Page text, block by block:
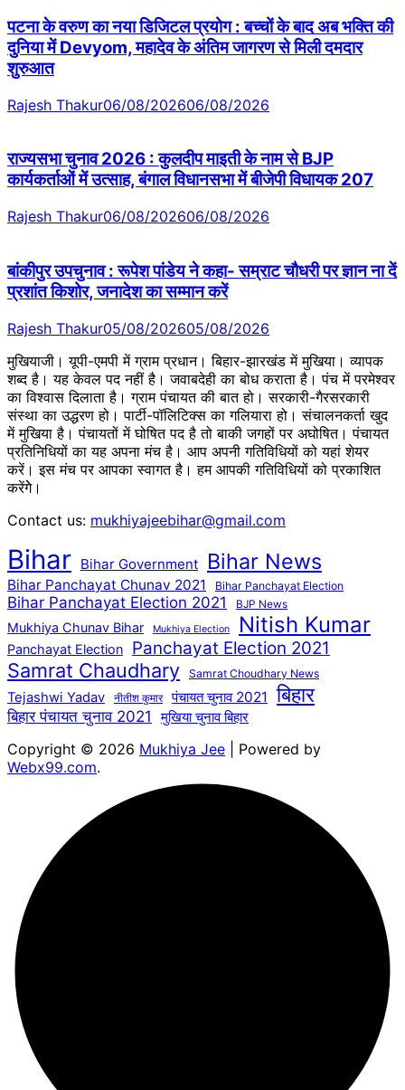
पटना के वरुण का नया डिजिटल प्रयोग : बच्चों के बाद अब भक्ति की
दुनिया में Devyom, महादेव के अंतिम जागरण से मिली दमदार
शुरुआत
Rajesh Thakur06/08/202606/08/2026
राज्यसभा चुनाव 2026 : कुलदीप माइती के नाम से BJP
कार्यकर्ताओं में उत्साह, बंगाल विधानसभा में बीजेपी विधायक 207
Rajesh Thakur06/08/202606/08/2026
बांकीपुर उपचुनाव : रूपेश पांडेय ने कहा- सम्राट चौधरी पर ज्ञान ना दें
प्रशांत किशोर, जनादेश का सम्मान करें
Rajesh Thakur05/08/202605/08/2026
मुखियाजी। यूपी-एमपी में ग्राम प्रधान। बिहार-झारखंड में मुखिया। व्यापक
शब्द है। यह केवल पद नहीं है। जवाबदेही का बोध कराता है। पंच में परमेश्वर
का विश्वास दिलाता है। ग्राम पंचायत की बात हो। सरकारी-गैरसरकारी
संस्था का उद्धरण हो। पार्टी-पॉलिटिक्स का गलियारा हो। संचालनकर्ता खुद
में मुखिया है। पंचायतों में घोषित पद है तो बाकी जगहों पर अघोषित। पंचायत
प्रतिनिधियों का यह अपना मंच है। आप अपनी गतिविधियों को यहां शेयर
करें। इस मंच पर आपका स्वागत है। हम आपकी गतिविधियों को प्रकाशित
करेंगेे।
Contact us: mukhiyajeebihar@gmail.com
Bihar Bihar Government Bihar News
Bihar Panchayat Chunav 2021 Bihar Panchayat Election
Bihar Panchayat Election 2021 BJP News
Mukhiya Chunav Bihar Mukhiya Election Nitish Kumar
Panchayat Election Panchayat Election 2021
Samrat Chaudhary Samrat Choudhary News
Tejashwi Yadav नीतीश कुमार पंचायत चुनाव 2021 बिहार
बिहार पंचायत चुनाव 2021 मुखिया चुनाव बिहार
Copyright © 2026 Mukhiya Jee | Powered by
Webx99.com.